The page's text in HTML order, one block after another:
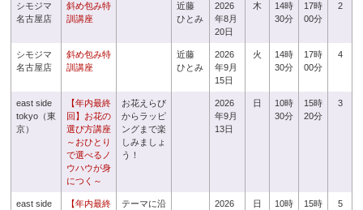
シモジマ
名古屋店
斜め包み特
訓講座
近藤
ひとみ
2026
年8月
20日
木
14時
30分
17時
00分
2
シモジマ
名古屋店
斜め包み特
訓講座
近藤
ひとみ
2026
年9月
15日
火
14時
30分
17時
00分
4
east side
tokyo（東
京）
【年内最終
回】お花の
選び方講座
～おひとり
で選べるノ
ウハウが身
につく～
お花えらび
からラッピ
ングまで楽
しみましょ
う！
2026
年9月
13日
日
10時
30分
15時
20分
3
east side
【年内最終
テーマに沿
2026
日
10時
15時
5